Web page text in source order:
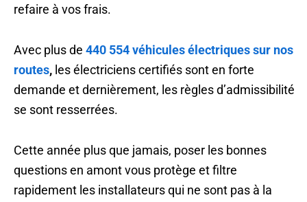
refaire à vos frais.
Avec plus de 440 554 véhicules électriques sur nos
routes, les électriciens certifiés sont en forte
demande et dernièrement, les règles d’admissibilité
se sont resserrées.
Cette année plus que jamais, poser les bonnes
questions en amont vous protège et filtre
rapidement les installateurs qui ne sont pas à la